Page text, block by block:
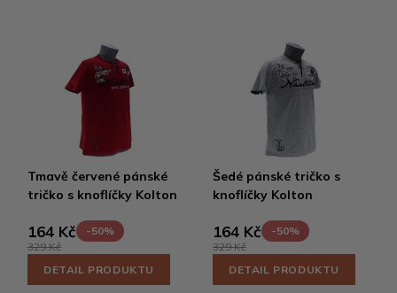
Tmavě červené pánské
tričko s knoflíčky Kolton
164 Kč
-50%
329 Kč
DETAIL PRODUKTU
Šedé pánské tričko s
knoflíčky Kolton
164 Kč
-50%
329 Kč
DETAIL PRODUKTU